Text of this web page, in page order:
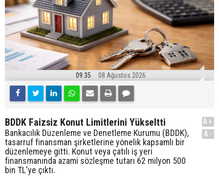
09:35 08 Ağustos 2026
BDDK Faizsiz Konut Limitlerini Yükseltti
Bankacılık Düzenleme ve Denetleme Kurumu (BDDK),
tasarruf finansman şirketlerine yönelik kapsamlı bir
düzenlemeye gitti. Konut veya çatılı iş yeri
finansmanında azami sözleşme tutarı 62 milyon 500
bin TL'ye çıktı.
A+
A-